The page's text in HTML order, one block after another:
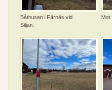
Båthusen i Färnäs vid
Siljan.
Mot